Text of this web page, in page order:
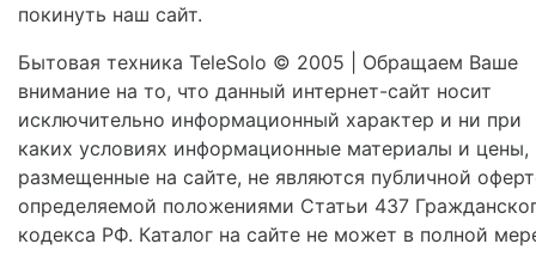
покинуть наш сайт.
Бытовая техника TeleSolo © 2005 | Обращаем Ваше
внимание на то, что данный интернет-сайт носит
исключительно информационный характер и ни при
каких условиях информационные материалы и цены,
размещенные на сайте, не являются публичной
определяемой положениями Статьи 437
кодекса РФ. Каталог на сайте не может в полной